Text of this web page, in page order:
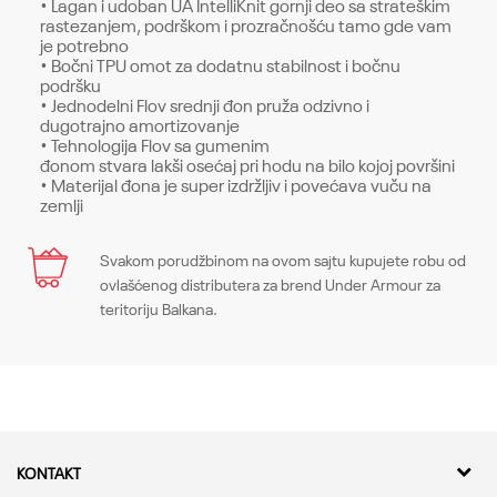
rastezanjem, podrškom i prozračnošću tamo gde vam
je potrebno
• Bočni TPU omot za dodatnu stabilnost i bočnu
podršku
• Jednodelni Flov srednji đon pruža odzivno i
dugotrajno amortizovanje
• Tehnologija Flov sa gumenim
đonom stvara lakši osećaj pri hodu na bilo kojoj površini
• Materijal đona je super izdržljiv i povećava vuču na
zemlji
Karakteristika
Kategorija
CO
Ime/Nadimak
Svakom porudžbinom na ovom sajtu kupujete robu od
ovlašćenog distributera za brend Under Armour za
teritoriju Balkana.
KONTAKT